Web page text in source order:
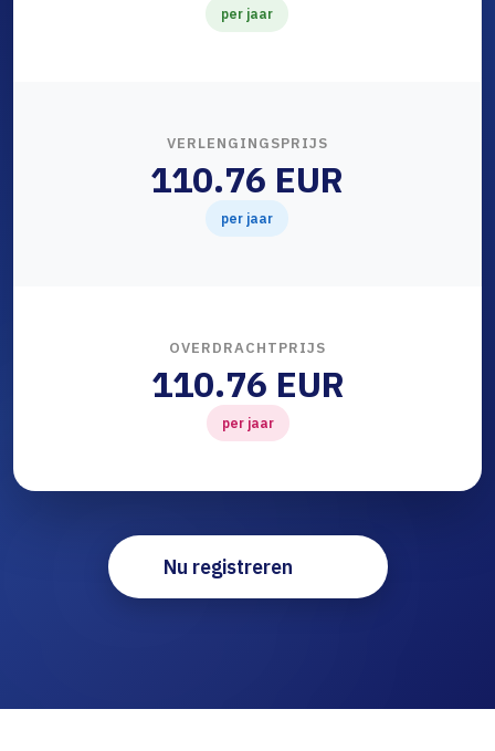
per jaar
VERLENGINGSPRIJS
110.76 EUR
per jaar
OVERDRACHTPRIJS
110.76 EUR
per jaar
Nu registreren